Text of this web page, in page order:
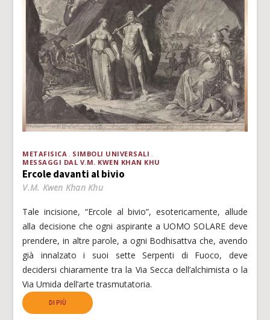
METAFISICA
SIMBOLI UNIVERSALI
MESSAGGI DAL V.M. KWEN KHAN KHU
Ercole davanti al bivio
V.M. Kwen Khan Khu
Tale incisione, “Ercole al bivio”, esotericamente, allude
alla decisione che ogni aspirante a UOMO SOLARE deve
prendere, in altre parole, a ogni Bodhisattva che, avendo
già innalzato i suoi sette Serpenti di Fuoco, deve
decidersi chiaramente tra la Via Secca dell’alchimista o la
Via Umida dell’arte trasmutatoria.
DI PIÙ